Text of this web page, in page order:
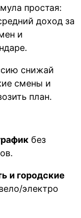
простая:
доход за
и
снижай
смены и
план.
без
и городские
электро